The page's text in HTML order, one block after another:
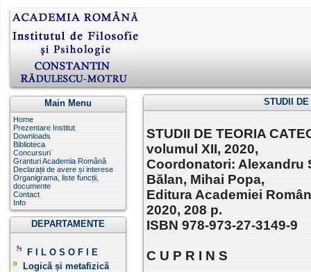
Main Menu
Home
Prezentare Institut
Downloads
Biblioteca
Concursuri
Granturi Academia Română
Declarații de avere și interese
Organigrama, liste funcții,
documente
Contact
Info
DEPARTAMENTE
F I L O S O F I E
Logică și metafizică
STUDII
STUDII DE TEORIA
volumul XII, 2020,
Coordonatori: Alexandru
Bălan, Mihai Popa,
Editura Academiei
2020, 208 p.
ISBN 978-973-27-3149-9
C U P R I N S